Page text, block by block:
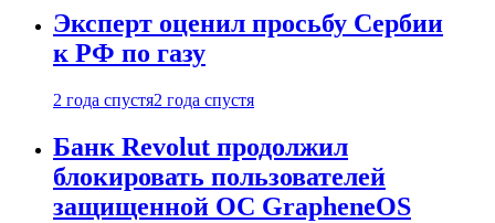
Эксперт оценил просьбу Сербии
к РФ по газу
2 года спустя2 года спустя
Банк Revolut продолжил
блокировать пользователей
защищенной ОС GrapheneOS